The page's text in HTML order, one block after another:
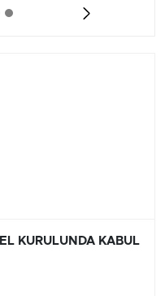
KURULUNDA KABUL